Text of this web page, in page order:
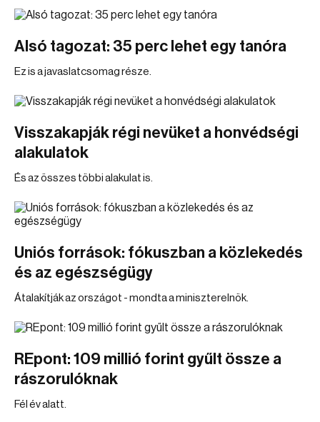
Alsó tagozat: 35 perc lehet egy tanóra
Ez is a javaslatcsomag része.
Visszakapják régi nevüket a honvédségi
alakulatok
És az összes többi alakulat is.
Uniós források: fókuszban a közlekedés
és az egészségügy
Átalakítják az országot - mondta a miniszterelnök.
REpont: 109 millió forint gyűlt össze a
rászorulóknak
Fél év alatt.